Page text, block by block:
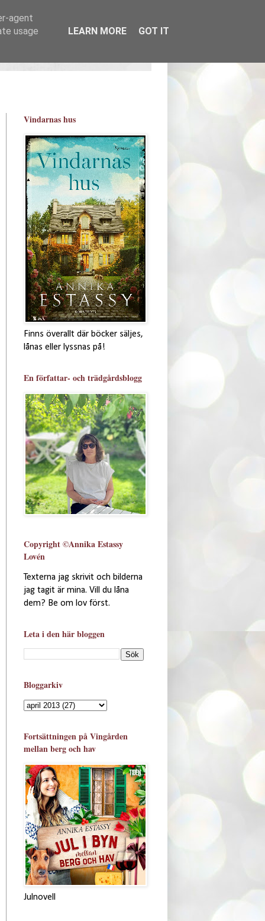
Vindarnas hus
Finns överallt där böcker säljes,
lånas eller lyssnas på!
En författar- och trädgårdsblogg
Copyright ©Annika Estassy
Lovén
Texterna jag skrivit och bilderna
jag tagit är mina. Vill du låna
dem? Be om lov först.
Leta i den här bloggen
Bloggarkiv
Fortsättningen på Vingården
mellan berg och hav
Julnovell
agent
usage
LEARN MORE GOT IT